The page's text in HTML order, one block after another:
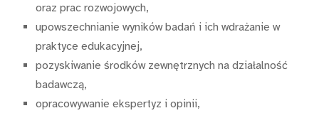
oraz prac rozwojowych,
upowszechnianie wyników badań i ich wdrażanie w
praktyce edukacyjnej,
pozyskiwanie środków zewnętrznych na działalność
badawczą,
opracowywanie ekspertyz i opinii,